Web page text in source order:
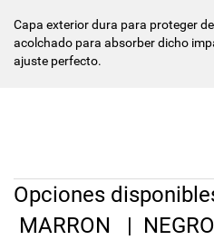
Capa exterior dura para proteger
acolchado para absorber dicho
ajuste perfecto.
Opciones
MARRON | NEGRO